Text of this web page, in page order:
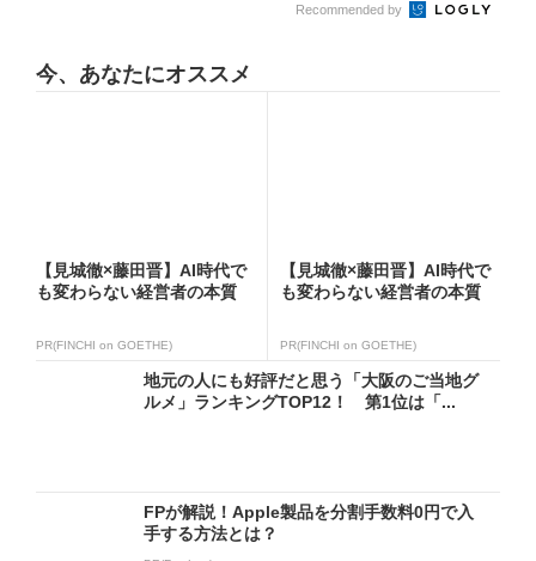
Recommended by
今、あなたにオススメ
【見城徹×藤田晋】AI時代で
も変わらない経営者の本質
PR(FINCHI on GOETHE)
【見城徹×藤田晋】AI時代で
も変わらない経営者の本質
PR(FINCHI on GOETHE)
地元の人にも好評だと思う「大阪のご当地グ
ルメ」ランキングTOP12！ 第1位は「...
FPが解説！Apple製品を分割手数料0円で入
手する方法とは？